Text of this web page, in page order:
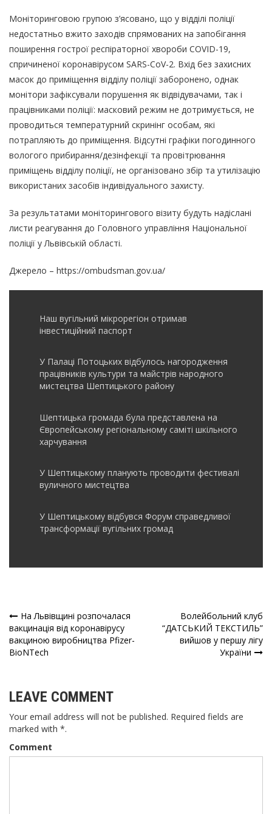
Моніторинговою групою з’ясовано, що у відділі поліції
недостатньо вжито заходів спрямованих на запобігання
поширення гострої респіраторної хвороби COVID-19,
спричиненої коронавірусом SARS-CoV-2. Вхід без захисних
масок до приміщення відділу поліції заборонено, однак
монітори зафіксували порушення як відвідувачами, так і
працівниками поліції: масковий режим не дотримується, не
проводиться температурний скринінг особам, які
потрапляють до приміщення. Відсутні графіки погодинного
вологого прибирання/дезінфекції та провітрювання
приміщень відділу поліції, не організовано збір та утилізацію
використаних засобів індивідуального захисту.
За результатами моніторингового візиту будуть надіслані
листи реагування до Головного управління Національної
поліції у Львівській області.
Джерело – https://ombudsman.gov.ua/
Наш вугільний мікрорегіон отримав
інвеcтиційний паспорт
У Палаці Потоцьких відбулось нагородження
працівників культури та майстрів народного
мистецтва Шептицького району
Шептицька громада була представлена на
Європейському регіональному саміті шкільного
харчування
У Шептицькому планують проводити фестивалі
вуличного мистецтва
У Шептицькому відбувся Форум справедливої
трансформації вугільних громад
Навігація
записів
На Львівщині розпочалася
вакцинація від коронавірусу
вакциною виробництва Pfizer-
BioNTech
Волейбольний клуб
“ДАТСЬКИЙ ТЕКСТИЛЬ”
вийшов у першу лігу
України
LEAVE COMMENT
Your email address will not be published. Required fields are
marked with *.
Comment